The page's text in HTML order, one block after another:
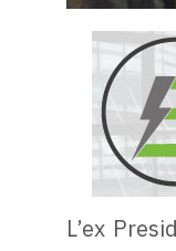
L’ex